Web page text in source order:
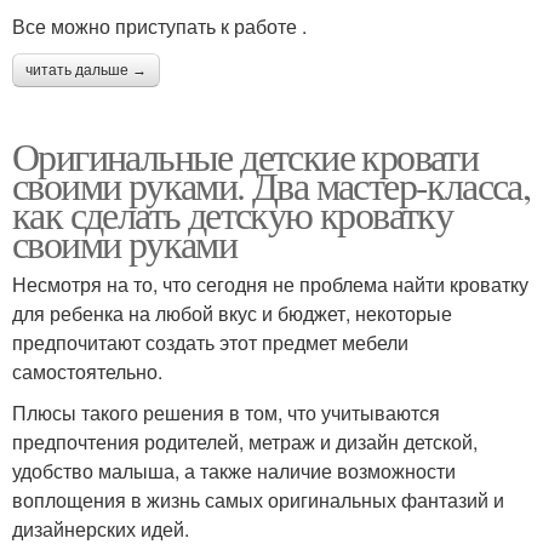
Все можно приступать к работе .
читать дальше →
Оригинальные детские кровати
своими руками. Два мастер-класса,
как сделать детскую кроватку
своими руками
Несмотря на то, что сегодня не проблема найти кроватку
для ребенка на любой вкус и бюджет, некоторые
предпочитают создать этот предмет мебели
самостоятельно.
Плюсы такого решения в том, что учитываются
предпочтения родителей, метраж и дизайн детской,
удобство малыша, а также наличие возможности
воплощения в жизнь самых оригинальных фантазий и
дизайнерских идей.